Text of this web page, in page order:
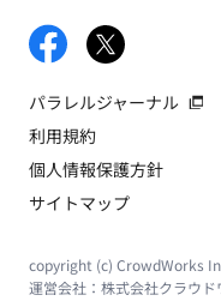
パラレルジャーナル
利用規約
個人情報保護方針
サイトマップ
copyright (c) CrowdWorks
運営会社： 株式会社クラウド